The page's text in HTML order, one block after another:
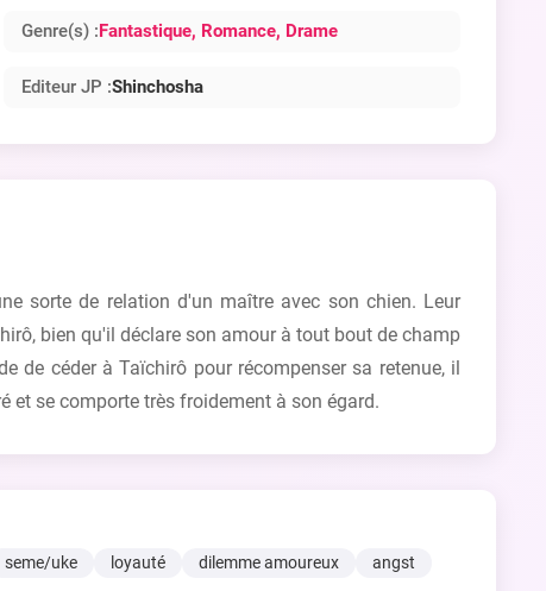
Genre(s) :Fantastique, Romance, Drame
Editeur JP :Shinchosha
sorte de relation d'un maître avec son chien. Leur
bien qu'il déclare son amour à tout bout de champ
de céder à Taïchirô pour récompenser sa retenue, il
et se comporte très froidement à son égard.
seme/uke loyauté dilemme amoureux
angst